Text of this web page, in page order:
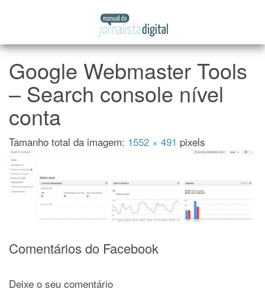
o
do
Jornalista
Digital
Google Webmaster Tools
– Search console nível
conta
Tamanho total da imagem: 1552 × 491 pixels
Comentários do Facebook
Deixe o seu comentário